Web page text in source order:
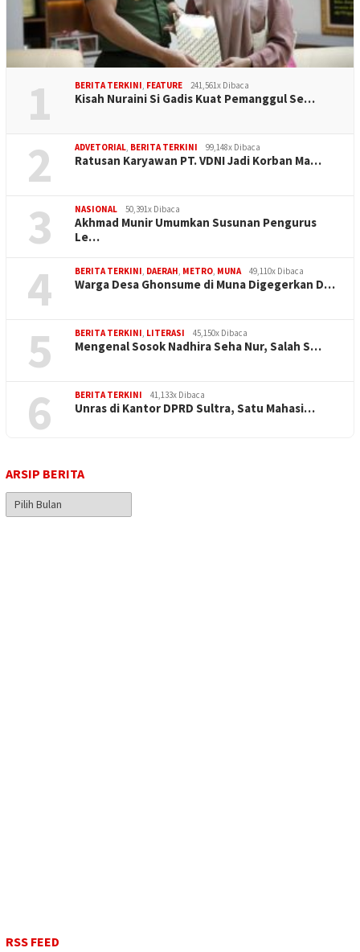
1 BERITA TERKINI, FEATURE 241,561x Dibaca
Kisah Nuraini Si Gadis Kuat Pemanggul Se…
2 ADVETORIAL, BERITA TERKINI 99,148x Dibaca
Ratusan Karyawan PT. VDNI Jadi Korban Ma…
3 NASIONAL 50,391x Dibaca
Akhmad Munir Umumkan Susunan Pengurus
Le…
4 BERITA TERKINI, DAERAH, METRO, MUNA 49,110x Dibaca
Warga Desa Ghonsume di Muna Digegerkan D…
5 BERITA TERKINI, LITERASI 45,150x Dibaca
Mengenal Sosok Nadhira Seha Nur, Salah S…
6 BERITA TERKINI 41,133x Dibaca
Unras di Kantor DPRD Sultra, Satu Mahasi…
ARSIP BERITA
Arsip
Berita
RSS FEED